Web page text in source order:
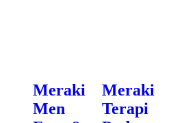
Meraki
Men
Meraki
Terapi